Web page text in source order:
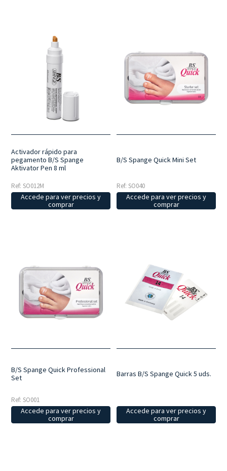
Activador rápido para
pegamento B/S Spange
Aktivator Pen 8 ml
Ref: SO012M
Accede para ver precios y
comprar
B/S Spange Quick Mini Set
Ref: SO040
Accede para ver precios y
comprar
B/S Spange Quick Professional
Set
Ref: SO001
Accede para ver precios y
comprar
Barras B/S Spange Quick 5 uds.
Accede para ver precios y
comprar